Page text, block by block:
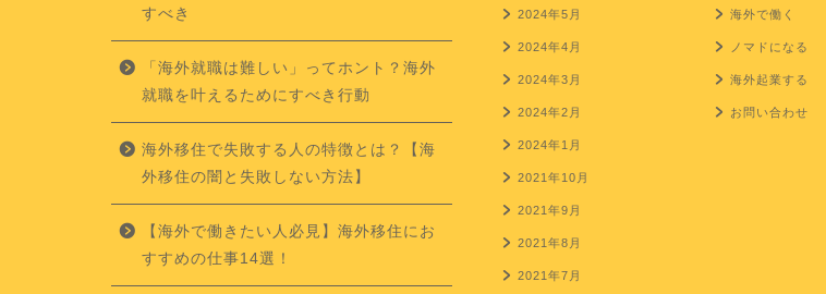
すべき
「海外就職は難しい」ってホント？海外
就職を叶えるためにすべき行動
海外移住で失敗する人の特徴とは？【海
外移住の闇と失敗しない方法】
【海外で働きたい人必見】海外移住にお
すすめの仕事14選！
2024年5月
2024年4月
2024年3月
2024年2月
2024年1月
2021年10月
2021年9月
2021年8月
2021年7月
海外で働く
ノマドになる
海外起業する
お問い合わせ